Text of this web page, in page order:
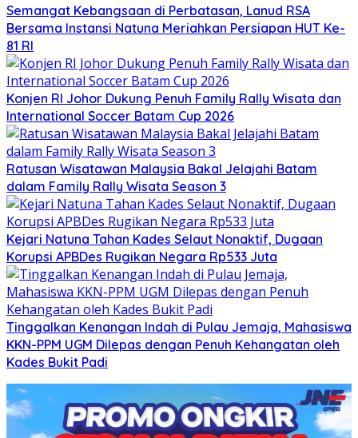
Semangat Kebangsaan di Perbatasan, Lanud RSA
Bersama Instansi Natuna Meriahkan Persiapan HUT Ke-
81 RI
Konjen RI Johor Dukung Penuh Family Rally Wisata dan
International Soccer Batam Cup 2026
Ratusan Wisatawan Malaysia Bakal Jelajahi Batam
dalam Family Rally Wisata Season 3
Kejari Natuna Tahan Kades Selaut Nonaktif, Dugaan
Korupsi APBDes Rugikan Negara Rp533 Juta
Tinggalkan Kenangan Indah di Pulau Jemaja, Mahasiswa
KKN-PPM UGM Dilepas dengan Penuh Kehangatan oleh
Kades Bukit Padi